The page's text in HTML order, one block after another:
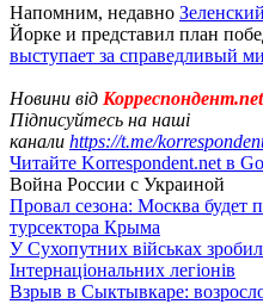
Напомним, недавно
Йорке и представил план
выступает за справедливый
Новини від Корреспондент.net
Підписуйтесь на наші
канали https://t.me/
Читайте Korrespondent.net в
Война России с Украиной
Провал сезона: Москва будет
турсектора Крыма
У Сухопутних військах
Інтернаціональних легіонів
Взрыв в Сыктывкаре: